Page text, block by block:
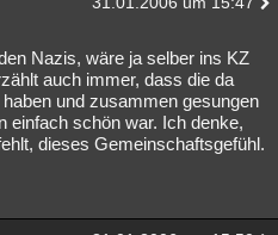
Nazis, wäre ja selber ins KZ
auch immer, dass die da
und zusammen gesungen
einfach schön war. Ich denke,
dieses Gemeinschaftsgefühl.